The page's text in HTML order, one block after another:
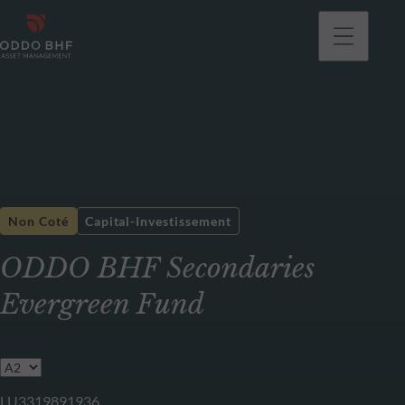
ODDO BHF Secondaries
Evergreen Fund
Non Coté Capital-Investissement
LU3319891936